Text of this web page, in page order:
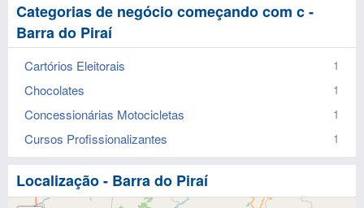
Categorias de negócio começando com c -
Barra do Piraí
Cartórios Eleitorais 1
Chocolates 1
Concessionárias Motocicletas 1
Cursos Profissionalizantes 1
Localização - Barra do Piraí